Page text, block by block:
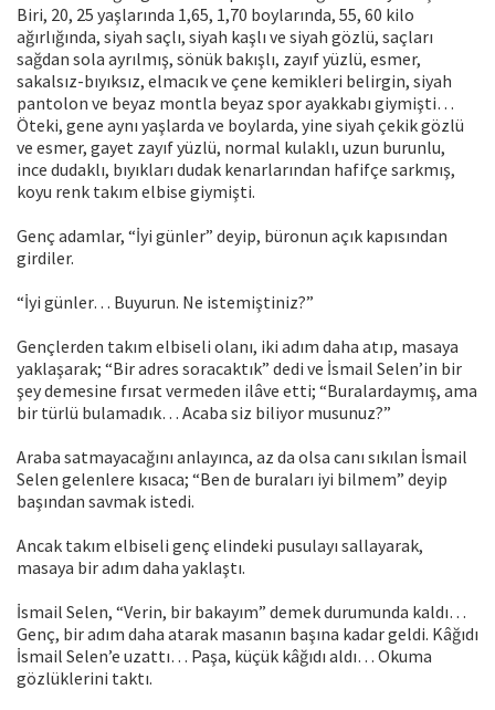
Biri, 20, 25 yaşlarında 1,65, 1,70 boylarında, 55, 60 kilo
ağırlığında, siyah saçlı, siyah kaşlı ve siyah gözlü, saçları
sağdan sola ayrılmış, sönük bakışlı, zayıf yüzlü, esmer,
sakalsız-bıyıksız, elmacık ve çene kemikleri belirgin, siyah
pantolon ve beyaz montla beyaz spor ayakkabı giymişti…
Öteki, gene aynı yaşlarda ve boylarda, yine siyah çekik gözlü
ve esmer, gayet zayıf yüzlü, normal kulaklı, uzun burunlu,
ince dudaklı, bıyıkları dudak kenarlarından hafifçe sarkmış,
koyu renk takım elbise giymişti.
Genç adamlar, “İyi günler” deyip, büronun açık kapısından
girdiler.
“İyi günler… Buyurun. Ne istemiştiniz?”
Gençlerden takım elbiseli olanı, iki adım daha atıp, masaya
yaklaşarak; “Bir adres soracaktık” dedi ve İsmail Selen’in bir
şey demesine fırsat vermeden ilâve etti; “Buralardaymış, ama
bir türlü bulamadık… Acaba siz biliyor musunuz?”
Araba satmayacağını anlayınca, az da olsa canı sıkılan İsmail
Selen gelenlere kısaca; “Ben de buraları iyi bilmem” deyip
başından savmak istedi.
Ancak takım elbiseli genç elindeki pusulayı sallayarak,
masaya bir adım daha yaklaştı.
İsmail Selen, “Verin, bir bakayım” demek durumunda kaldı…
Genç, bir adım daha atarak masanın başına kadar geldi. Kâğıdı
İsmail Selen’e uzattı… Paşa, küçük kâğıdı aldı… Okuma
gözlüklerini taktı.